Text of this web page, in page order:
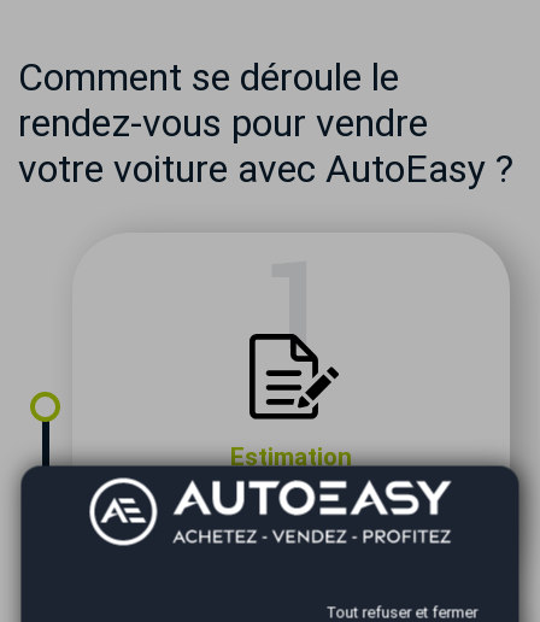
Comment se déroule le
rendez-vous pour vendre
votre voiture avec AutoEasy ?
Estimation
Complétez le formulaire pour effectuer votre
demande de vente de votre voiture
Tout refuser et fermer